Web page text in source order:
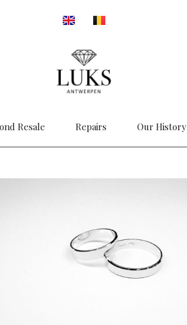
Resale Repairs Our History